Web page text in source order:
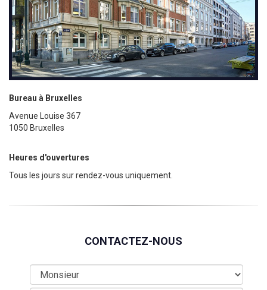
Bureau à Bruxelles
Avenue Louise 367
1050 Bruxelles
Heures d'ouvertures
Tous les jours sur rendez-vous uniquement.
CONTACTEZ-NOUS